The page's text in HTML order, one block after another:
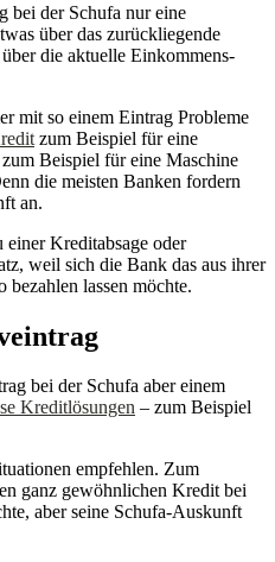
bei der Schufa nur eine
über das zurückliegende
die aktuelle Einkommens-
mit so einem Eintrag Probleme
zum Beispiel für eine
Beispiel für eine Maschine
die meisten Banken fordern
an.
Kreditabsage oder
weil sich die Bank das aus ihrer
lassen möchte.
bei der Schufa aber einem
Kreditlösungen – zum Beispiel
empfehlen. Zum
ganz gewöhnlichen Kredit bei
aber seine Schufa-Auskunft